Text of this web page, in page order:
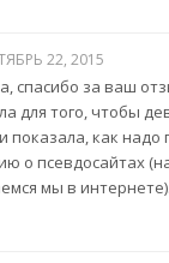
22, 2015
спасибо за ваш
для того, чтобы
показала, как надо
о псевдосайтах
мы в интернете).